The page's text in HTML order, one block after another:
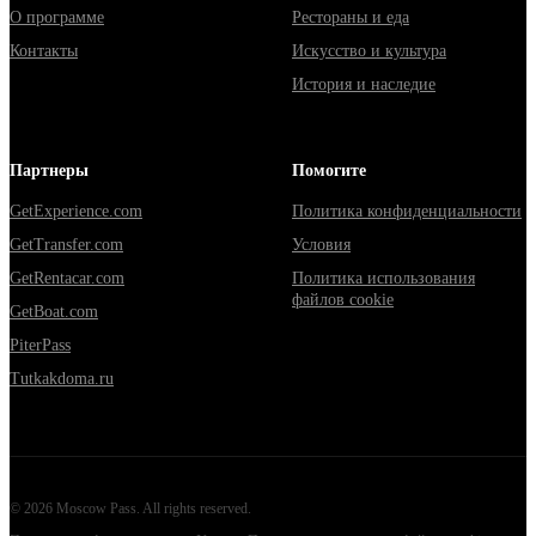
О программе
Контакты
Рестораны и еда
Искусство и культура
История и наследие
Партнеры
GetExperience.com
GetTransfer.com
GetRentacar.com
GetBoat.com
PiterPass
Tutkakdoma.ru
Помогите
Политика конфиденциальности
Условия
Политика использования
файлов cookie
© 2026 Moscow Pass. All rights reserved.